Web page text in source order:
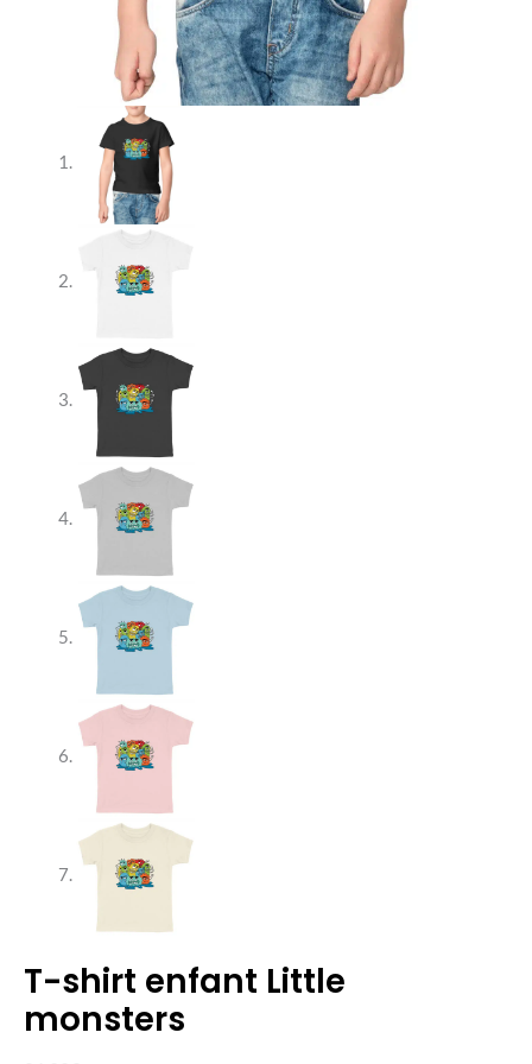
T-shirt enfant Little
monsters
quantité
de